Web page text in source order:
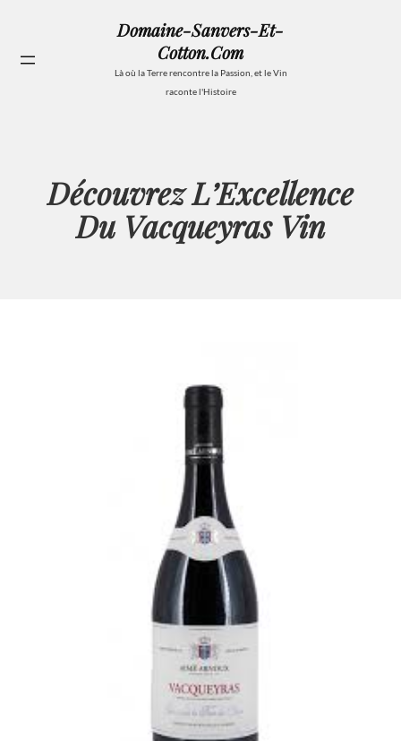
contenu
Domaine-Sanvers-Et-
Cotton.com
Là où la Terre rencontre la Passion, et le Vin
raconte l'Histoire
Découvrez L’Excellence
Du Vacqueyras Vin